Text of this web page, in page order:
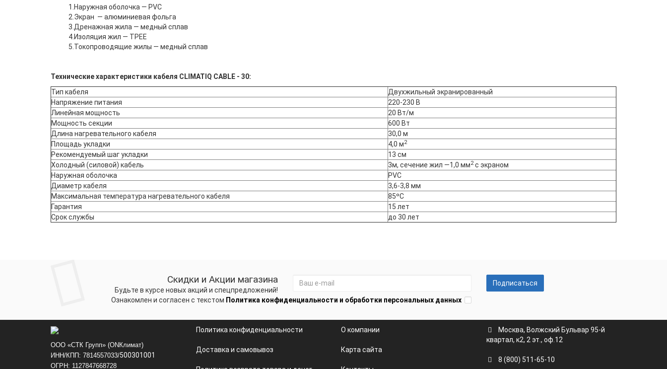
1.Наружная оболочка — PVC
2.Экран — алюминиевая фольга
3.Дренажная жила — медный сплав
4.Изоляция жил — TPEE
5.Токопроводящие жилы — медный сплав
Технические характеристики кабеля CLIMATIQ CABLE - 30:
Тип кабеля
Двухжильный экранированный
Напряжение питания
220-230 В
Линейная мощность
20 Вт/м
Мощность секции
600 Вт
Длина нагревательного кабеля
30,0 м
Площадь укладки
4,0 м2
Рекомендуемый шаг укладки
13 см
Холодный (силовой) кабель
3м, сечение жил —1,0 мм2с экраном
Наружная оболочка
PVC
Диаметр кабеля
3,6-3,8 мм
Максимальная температура нагревательного кабеля
85ºС
Гарантия
15 лет
Срок службы
до 30 лет
Скидки и Акции магазина
Будьте в курсе новых акций и спецпредложений!
Подписаться
Ознакомлен и согласен с текстом Политика конфиденциальности и обработки персональных данных
ООО «СТК Групп» (ONКлимат)
ИНН/КПП: 7814557033/500301001
ОГРН: 1127847668728
Политика конфиденциальности
Доставка и самовывоз
О компании
Карта сайта
Москва, Волжский Бульвар 95-й
квартал, к2, 2 эт., оф.12
8 (800) 511-65-10